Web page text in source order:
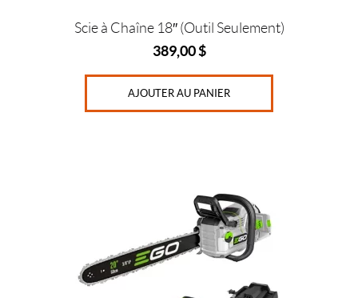
Scie à Chaîne 18″ (Outil Seulement)
389,00$
AJOUTER AU PANIER